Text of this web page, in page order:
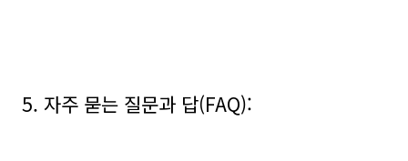
5. 자주 묻는 질문과 답(FAQ):